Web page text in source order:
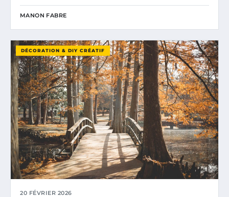
MANON FABRE
DÉCORATION & DIY CRÉATIF
20 FÉVRIER 2026